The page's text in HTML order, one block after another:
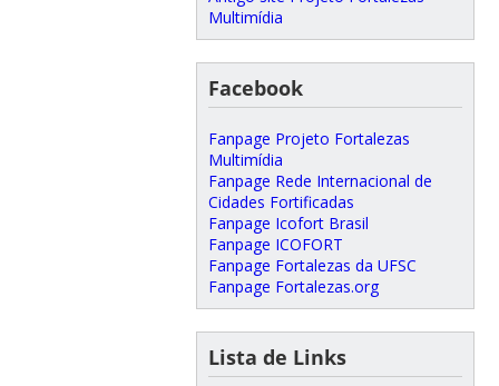
Multimídia
Facebook
Fanpage Projeto Fortalezas
Multimídia
Fanpage Rede Internacional de
Cidades Fortificadas
Fanpage Icofort Brasil
Fanpage ICOFORT
Fanpage Fortalezas da UFSC
Fanpage Fortalezas.org
Lista de Links